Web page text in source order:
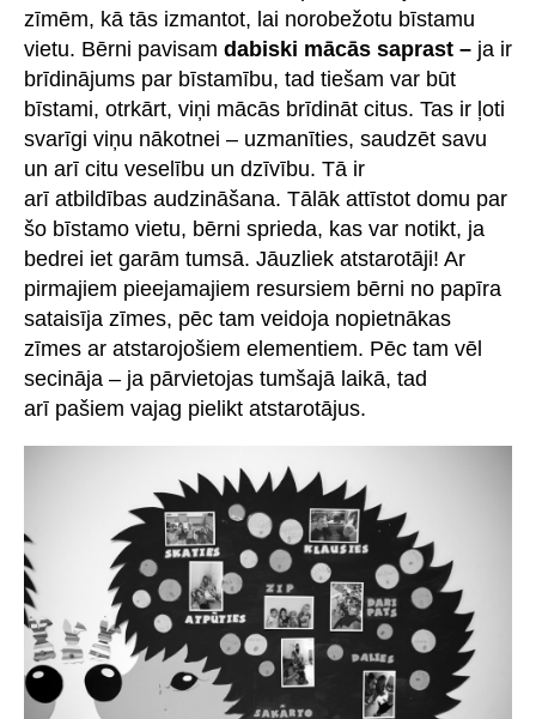
zīmēm, kā tās izmantot, lai norobežotu bīstamu
vietu. Bērni pavisam dabiski mācās saprast – ja ir
brīdinājums par bīstamību, tad tiešam var būt
bīstami, otrkārt, viņi mācās brīdināt citus. Tas ir ļoti
svarīgi viņu nākotnei – uzmanīties, saudzēt savu
un arī citu veselību un dzīvību. Tā ir
arī atbildības audzināšana. Tālāk attīstot domu par
šo bīstamo vietu, bērni sprieda, kas var notikt, ja
bedrei iet garām tumsā. Jāuzliek atstarotāji! Ar
pirmajiem pieejamajiem resursiem bērni no papīra
sataisīja zīmes, pēc tam veidoja nopietnākas
zīmes ar atstarojošiem elementiem. Pēc tam vēl
secināja – ja pārvietojas tumšajā laikā, tad
arī pašiem vajag pielikt atstarotājus.